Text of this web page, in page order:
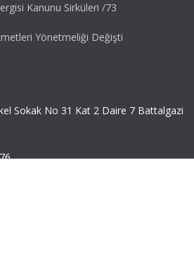
Kanunu Sirküleri /73
Yönetmeliği Değişti
Sokak No 31 Kat 2 Daire 7 Battalgazi